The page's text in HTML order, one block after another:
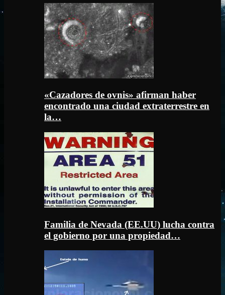
«Cazadores de ovnis» afirman haber
encontrado una ciudad extraterrestre en
la…
Familia de Nevada (EE.UU) lucha contra
el gobierno por una propiedad…